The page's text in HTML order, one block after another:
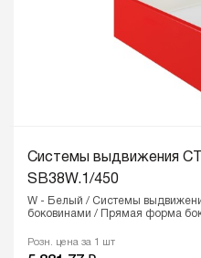
Системы выдвижения
SB38W.1/450
W - Белый / Системы
боковинами / Прямая форма
Розн. цена за 1 шт